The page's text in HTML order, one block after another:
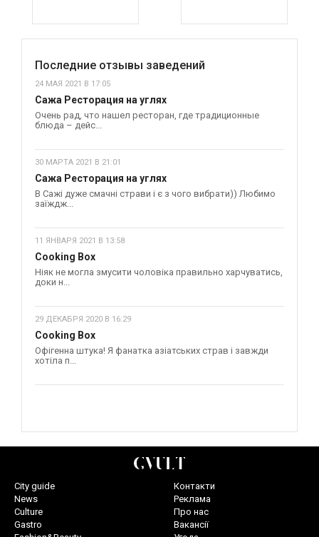
Последние отзывы заведений
24 МАЯ 2021 В 17:05
Сажа Ресторация на углях
Очень рад, что нашел ресторан, где традиционные
блюда – дейс...
30 МАРТА 2021 В 21:01
Сажа Ресторация на углях
В Сажі дуже смачні страви і є з чого вибрати)) Любимо
заїждж...
11 ЯНВАРЯ 2021 В 13:58
Cooking Box
Ніяк не могла змусити чоловіка правильно харчуватись,
доки н...
29 ДЕКАБРЯ 2020 В 16:29
Cooking Box
Офігенна штука! Я фанатка азіатських страв і завжди
хотіла п...
City guide
News
Culture
Gastro
Контакти
Реклама
Про нас
Вакансії